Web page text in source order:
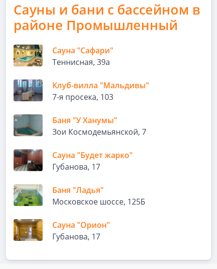
Сауны и бани с бассейном в
районе Промышленный
Сауна "Сафари"
Теннисная, 39а
Клуб-вилла "Мальдивы"
7-я просека, 103
Баня "У Ханумы"
Зои Космодемьянской, 7
Сауна "Будет жарко"
Губанова, 17
Баня "Ладья"
Московское шоссе, 125Б
Сауна "Орион"
Губанова, 17